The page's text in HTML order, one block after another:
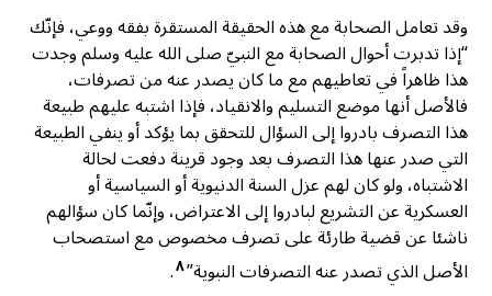
وقد تعامل الصحابة مع هذه الحقيقة المستقرة بفقه ووعي، فإنّك
“إذا تدبرت أحوال الصحابة مع النبيّ صلى الله عليه وسلم وجدت
هذا ظاهراً في تعاطيهم مع ما كان يصدر عنه من تصرفات،
فالأصل أنها موضع التسليم والانقياد، فإذا اشتبه عليهم طبيعة
هذا التصرف بادروا إلى السؤال للتحقق بما يؤكد أو ينفي الطبيعة
التي صدر عنها هذا التصرف بعد وجود قرينة دفعت لحالة
الاشتباه، ولو كان لهم عزل السنة الدنيوية أو السياسية أو
العسكرية عن التشريع لبادروا إلى الاعتراض، وإنّما كان سؤالهم
ناشئا عن قضية طارئة على تصرف مخصوص مع استصحاب
الأصل الذي تصدر عنه التصرفات النبوية”٨.